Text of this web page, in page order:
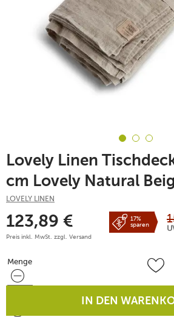
Lovely Linen
cm Lovely Natural
LOVELY LINEN
123,89 €
Preis inkl. MwSt. zzgl. Versand
17%
sparen
Menge
Menge
IN DEN